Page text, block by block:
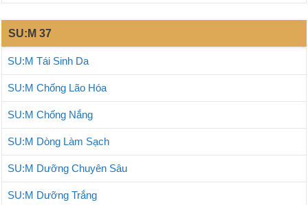
SU:M 37
SU:M Tái Sinh Da
SU:M Chống Lão Hóa
SU:M Chống Nắng
SU:M Dòng Làm Sạch
SU:M Dưỡng Chuyên Sâu
SU:M Dưỡng Trắng